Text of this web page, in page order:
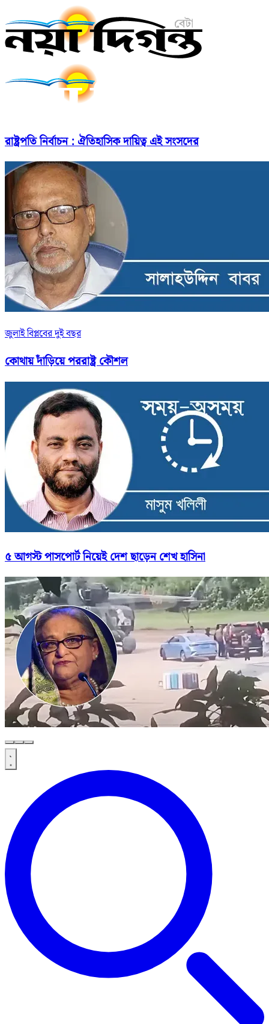
রাষ্ট্রপতি নির্বাচন : ঐতিহাসিক দায়িত্ব এই সংসদের
জুলাই বিপ্লবের দুই বছর
কোথায় দাঁড়িয়ে পররাষ্ট্র কৌশল
৫ আগস্ট পাসপোর্ট নিয়েই দেশ ছাড়েন শেখ হাসিনা